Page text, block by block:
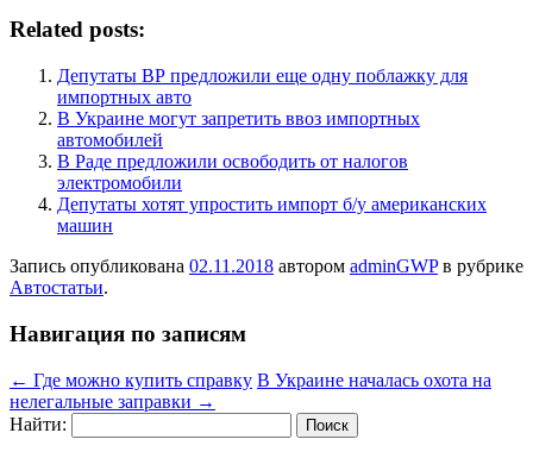
Related posts:
Депутаты ВР предложили еще одну поблажку для
импортных авто
В Украине могут запретить ввоз импортных
автомобилей
В Раде предложили освободить от налогов
электромобили
Депутаты хотят упростить импорт б/у американских
машин
Запись опубликована 02.11.2018 автором adminGWPв рубрике
Автостатьи.
Навигация по записям
← Где можно купить справку В Украине началась охота на
нелегальные заправки →
Найти: